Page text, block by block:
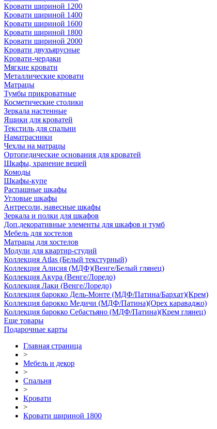
Кровати шириной 1200
Кровати шириной 1400
Кровати шириной 1600
Кровати шириной 1800
Кровати шириной 2000
Кровати двухъярусные
Кровати-чердаки
Мягкие кровати
Металлические кровати
Матрацы
Тумбы прикроватные
Косметические столики
Зеркала настенные
Ящики для кроватей
Текстиль для спальни
Наматрасники
Чехлы на матрацы
Ортопедические основания для кроватей
Шкафы, хранение вещей
Комоды
Шкафы-купе
Распашные шкафы
Угловые шкафы
Антресоли, навесные шкафы
Зеркала и полки для шкафов
Доп.декоративные элементы для шкафов и тумб
Мебель для хостелов
Матрацы для хостелов
Модули для квартир-студий
Коллекция Atlas (Белый текстурный)
Коллекция Алисия (МДФ)(Венге/Белый глянец)
Коллекция Акура (Венге/Лоредо)
Коллекция Лаки (Венге/Лоредо)
Коллекция барокко Дель-Монте (МДФ/Патина/Бархат)(Крем)
Коллекция барокко Медичи (МДФ/Патина)(Орех караваджо)
Коллекция барокко Себастьяно (МДФ/Патина)(Крем глянец)
Еще товары
Подарочные карты
Главная страница
>
Мебель и декор
>
Спальня
>
Кровати
>
Кровати шириной 1800